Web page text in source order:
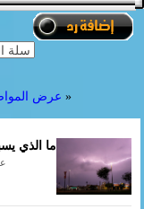
« عرض
ما الذي